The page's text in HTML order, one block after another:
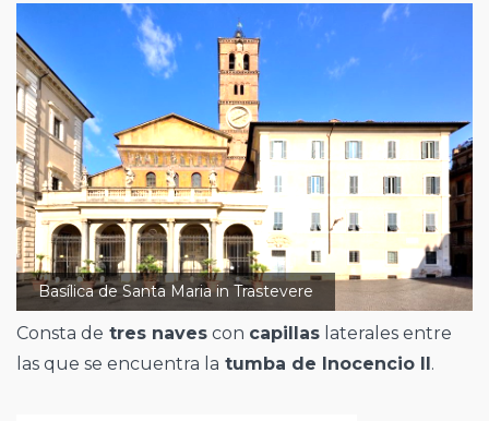
Basílica de Santa Maria in Trastevere
Consta de tres naves con capillas laterales entre
las que se encuentra la tumba de Inocencio II.